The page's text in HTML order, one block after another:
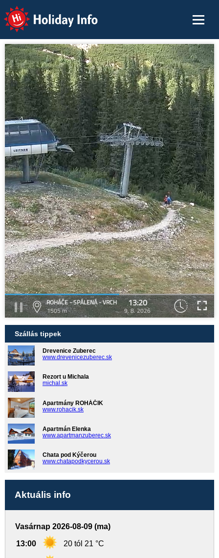
Holiday Info
ROHÁČE - SPÁLENÁ - VRCH
1505 m
13:20
9. 8. 2026
Szállás tippek
Drevenice Zuberec
www.drevenicezuberec.sk
Rezort u Michala
michal.sk
Apartmány ROHÁČIK
www.rohacik.sk
Apartmán Elenka
www.apartmanzuberec.sk
Chata pod Kýčerou
www.chatapodkycerou.sk
Aktuális info
Vasárnap 2026-08-09 (ma)
13:00 20 tól 21 °C